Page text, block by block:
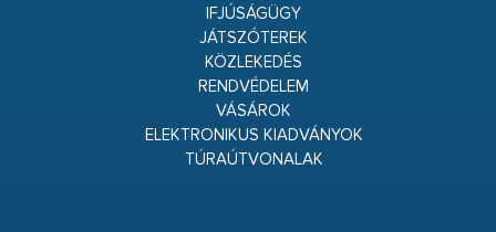
IFJÚSÁGÜGY
JÁTSZÓTEREK
KÖZLEKEDÉS
RENDVÉDELEM
VÁSÁROK
ELEKTRONIKUS KIADVÁNYOK
TÚRAÚTVONALAK